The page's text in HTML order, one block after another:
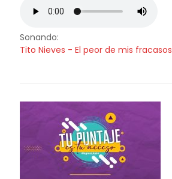
Sonando:
Tito Nieves - El peor de mis fracasos